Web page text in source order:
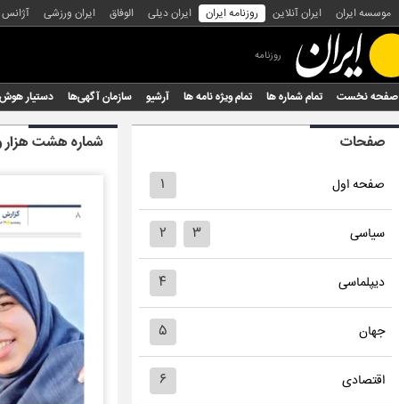
موسسه ایران ایران آنلاین روزنامه ایران ایران دیلی الوفاق ایران ورزشی
روزنامه
صفحه نخست تمام شماره ها تمام ویژه نامه ها آرشیو سازمان آگهی‌ها دستیار
صفحات
صفحه اول ۱
سیاسی ۲ ۳
دیپلماسی ۴
جهان ۵
اقتصادی ۶
شماره هشت